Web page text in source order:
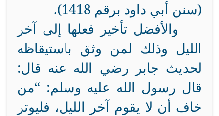
(سنن أبي داود برقم 1418).
والأفضل تأخير فعلها إلى آخر
الليل وذلك لمن وثق باستيقاظه
لحديث جابر رضي الله عنه قال:
قال رسول الله عليه وسلم: “من
خاف أن لا يقوم آخر الليل، فليوتر